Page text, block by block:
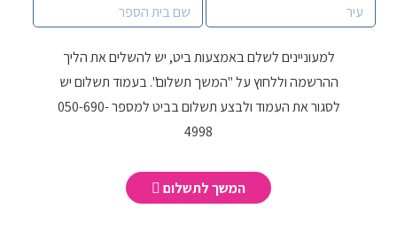
למעוניינים לשלם באמצעות ביט, יש להשלים את הליך
ההרשמה וללחוץ על "המשך תשלום". בעמוד תשלום יש
לסגור את העמוד ולבצע תשלום בביט למספר 050-690-
4998
המשך לתשלום